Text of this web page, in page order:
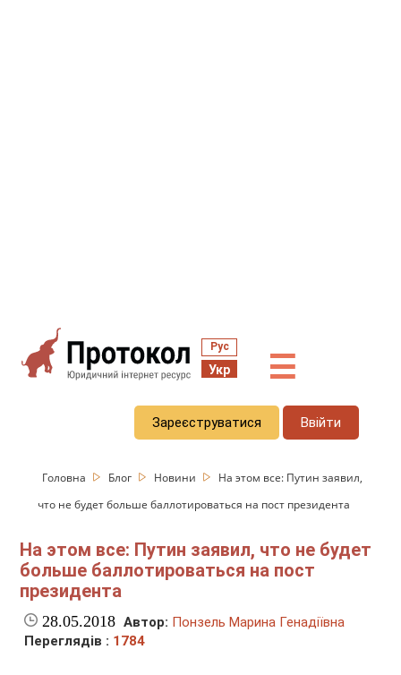
Рус
Укр ☰
Зареєструватися Ввійти
Головна Блог Новини
На этом все: Путин заявил,
что не будет больше баллотироваться на пост президента
На этом все: Путин заявил, что не будет
больше баллотироваться на пост
президента
28.05.2018 Автор: Понзель Марина Генадіївна
Переглядів : 1784